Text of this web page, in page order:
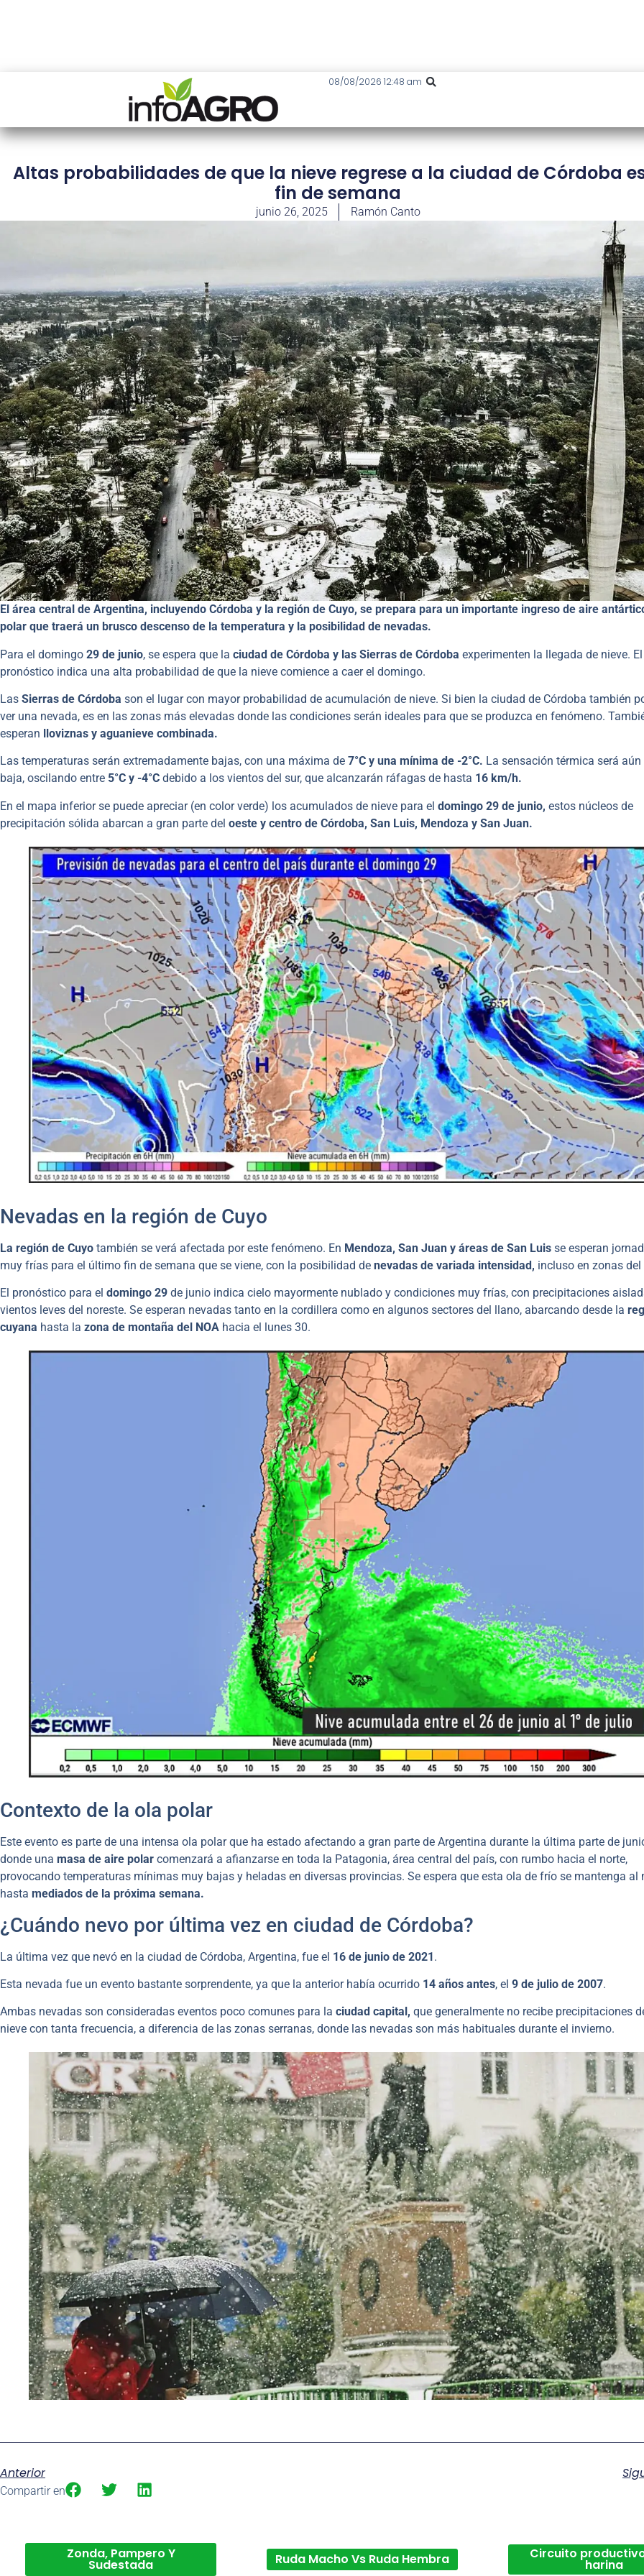
08/08/2026 12:48 am
Altas probabilidades de que la nieve regrese a la ciudad de Córdoba
fin de semana
junio 26, 2025 Ramón Canto
El área central de Argentina, incluyendo Córdoba y la región de Cuyo, se prepara para un importante ingreso de aire
polar que traerá un brusco descenso de la temperatura y la posibilidad de nevadas.
Para el domingo 29 de junio, se espera que la ciudad de Córdoba y las Sierras de Córdoba experimenten la llegada de nieve. El
pronóstico indica una alta probabilidad de que la nieve comience a caer el domingo.
Las Sierras de Córdoba son el lugar con mayor probabilidad de acumulación de nieve. Si bien la ciudad de Córdoba también
ver una nevada, es en las zonas más elevadas donde las condiciones serán ideales para que se produzca en fenómeno.
esperan lloviznas y aguanieve combinada.
Las temperaturas serán extremadamente bajas, con una máxima de 7°C y una mínima de -2°C. La sensación térmica será
baja, oscilando entre 5°C y -4°C debido a los vientos del sur, que alcanzarán ráfagas de hasta 16 km/h.
En el mapa inferior se puede apreciar (en color verde) los acumulados de nieve para el domingo 29 de junio, estos núcleos de
precipitación sólida abarcan a gran parte del oeste y centro de Córdoba, San Luis, Mendoza y San Juan.
Nevadas en la región de Cuyo
La región de Cuyo también se verá afectada por este fenómeno. En Mendoza, San Juan y áreas de San Luis se esperan
muy frías para el último fin de semana que se viene, con la posibilidad de nevadas de variada intensidad, incluso en zonas
El pronóstico para el domingo 29 de junio indica cielo mayormente nublado y condiciones muy frías, con precipitaciones
vientos leves del noreste. Se esperan nevadas tanto en la cordillera como en algunos sectores del llano, abarcando desde la
cuyana hasta la zona de montaña del NOA hacia el lunes 30.
Contexto de la ola polar
Este evento es parte de una intensa ola polar que ha estado afectando a gran parte de Argentina durante la última parte de
donde una masa de aire polar comenzará a afianzarse en toda la Patagonia, área central del país, con rumbo hacia el norte,
provocando temperaturas mínimas muy bajas y heladas en diversas provincias. Se espera que esta ola de frío se mantenga al
hasta mediados de la próxima semana.
¿Cuándo nevo por última vez en ciudad de Córdoba?
La última vez que nevó en la ciudad de Córdoba, Argentina, fue el 16 de junio de 2021.
Esta nevada fue un evento bastante sorprendente, ya que la anterior había ocurrido 14 años antes, el 9 de julio de 2007.
Ambas nevadas son consideradas eventos poco comunes para la ciudad capital, que generalmente no recibe precipitaciones
nieve con tanta frecuencia, a diferencia de las zonas serranas, donde las nevadas son más habituales durante el invierno.
Anterior
Compartir en
Zonda, Pampero Y
Sudestada Ruda Macho Vs Ruda Hembra Circuito
harina